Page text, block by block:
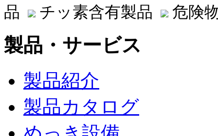
品
チッ素含有製品 危険
製品・サービス
製品紹介
製品カタログ